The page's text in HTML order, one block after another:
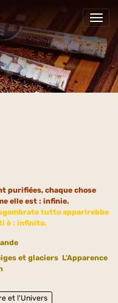
purifiées, chaque chose
elle est : infinie.
tutto apparirebbe
è : infinito.
et glaciers L'Apparence
et l'Univers